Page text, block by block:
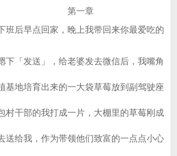
章
后早点回家，晚上我带回来你最爱吃的
「发送」，给老婆发去微信后，我嘴角
基地培育出来的一大袋草莓放到副驾驶座
村干部的我打成一片，大棚里的草莓刚成
送给我，作为带领他们致富的一点点小心